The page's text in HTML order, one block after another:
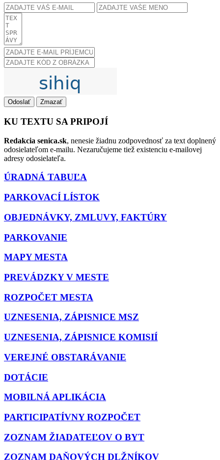
Odoslať Zmazať
KU TEXTU SA PRIPOJÍ
Redakcia senica.sk, nenesie žiadnu zodpovednosť za text doplnený
odosielateľom e-mailu. Nezaručujeme tiež existenciu e-mailovej
adresy odosielateľa.
ÚRADNÁ TABUĽA
PARKOVACÍ LÍSTOK
OBJEDNÁVKY, ZMLUVY, FAKTÚRY
PARKOVANIE
MAPY MESTA
PREVÁDZKY V MESTE
ROZPOČET MESTA
UZNESENIA, ZÁPISNICE MSZ
UZNESENIA, ZÁPISNICE KOMISIÍ
VEREJNÉ OBSTARÁVANIE
DOTÁCIE
MOBILNÁ APLIKÁCIA
PARTICIPATÍVNY ROZPOČET
ZOZNAM ŽIADATEĽOV O BYT
ZOZNAM DAŇOVÝCH DLŽNÍKOV